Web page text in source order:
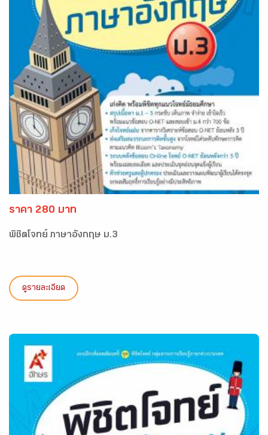
ราคา 280 บาท
พิชิตโจทย์ ภาษาอังกฤษ ม.3
ดูรายละเอียด